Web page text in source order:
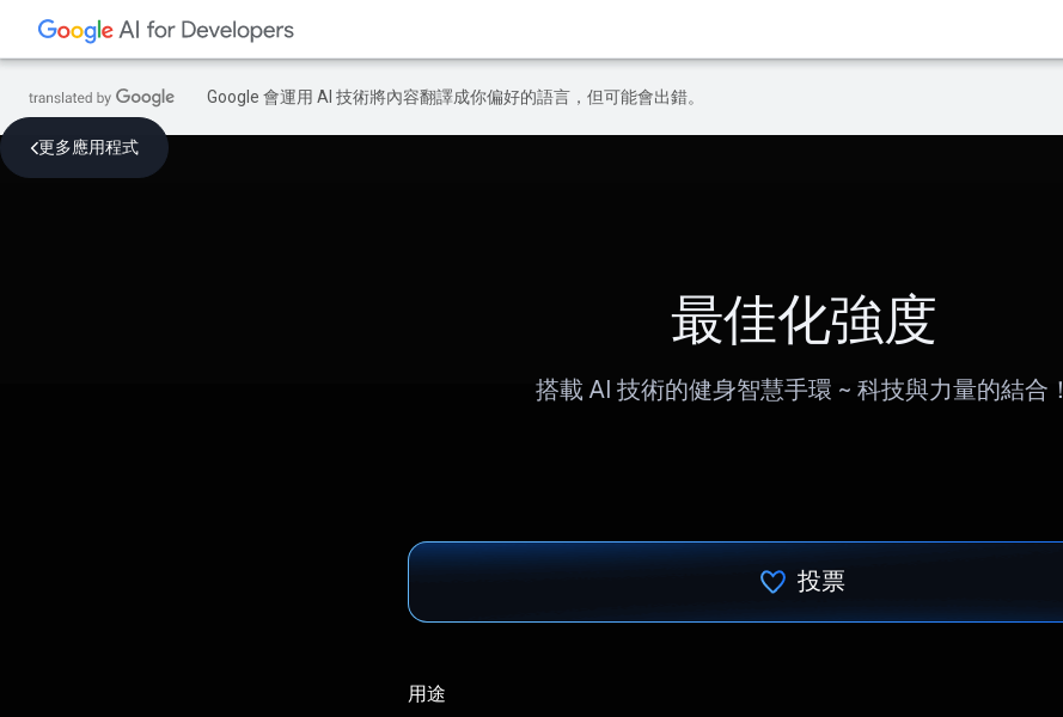
Google 會運用 AI 技術將內容翻譯成你偏好的語言，但可能會出錯。
更多應用程式
最佳化強度
搭載 AI 技術的健身智慧手環 ~ 科技與力量的結合！
投票
用途